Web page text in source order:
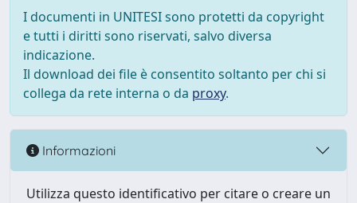
I documenti in UNITESI sono protetti da copyright
e tutti i diritti sono riservati, salvo diversa
indicazione.
Il download dei file è consentito soltanto per chi si
collega da rete interna o da proxy.
Informazioni
Utilizza questo identificativo per citare o creare un